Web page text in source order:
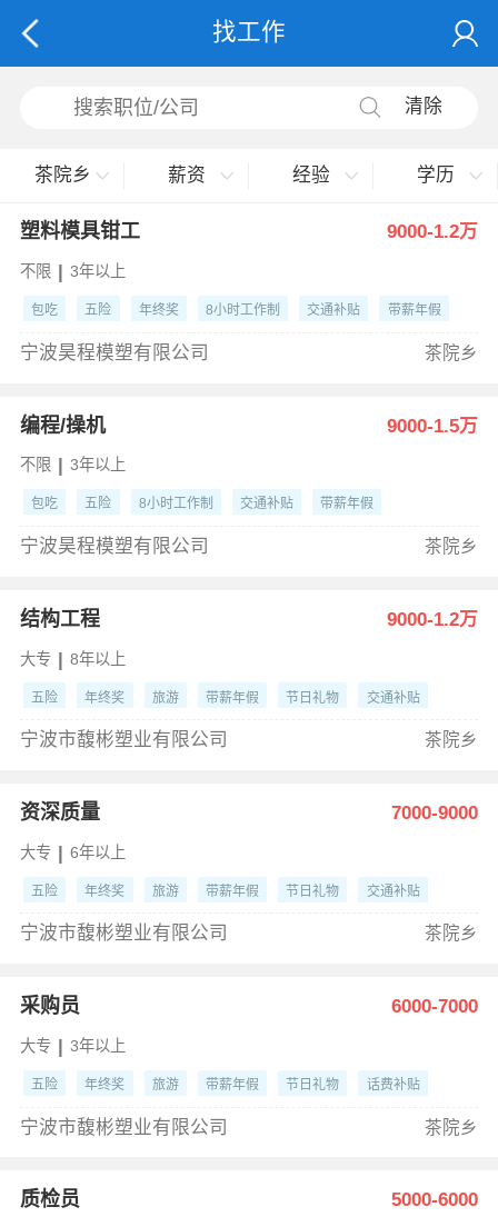
找工作
清除
茶院乡 薪资 经验 学历
塑料模具钳工 9000-1.2万
不限 3年以上
包吃 五险 年终奖 8小时工作制 交通补贴 带薪年假
宁波昊程模塑有限公司 茶院乡
编程/操机 9000-1.5万
不限 3年以上
包吃 五险 8小时工作制 交通补贴 带薪年假
宁波昊程模塑有限公司 茶院乡
结构工程 9000-1.2万
大专 | 8年以上
五险 年终奖 旅游 带薪年假 节日礼物 交通补贴
8小时工作制 办公高大上
宁波市馥彬塑业有限公司 茶院乡
资深质量 7000-9000
大专 | 6年以上
五险 年终奖 旅游 带薪年假 节日礼物 交通补贴
8小时工作制 办公高大上
宁波市馥彬塑业有限公司 茶院乡
采购员 6000-7000
大专 | 3年以上
五险 年终奖 旅游 带薪年假 节日礼物 话费补贴
8小时工作制
宁波市馥彬塑业有限公司 茶院乡
质检员 5000-6000